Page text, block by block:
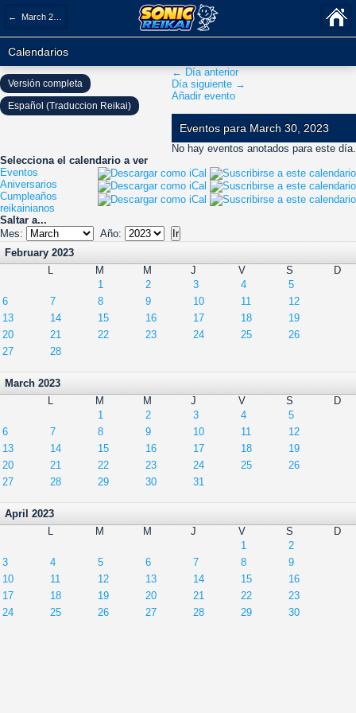
← March 2023
Calendarios
← Día anterior
Día siguiente →
Añadir evento
Eventos para March 30, 2023
No hay eventos anotados para este día.
Selecciona el calendario a ver
Eventos
Aniversarios
Cumpleaños
reikainianos
Saltar a...
Mes:
Año:
February 2023
L
M M J V S
D
1
2 3 4
5
6
7 8 9 10 11
12
13
14 15 16 17 18
19
20
21 22 23 24 25
26
27
28
March 2023
L
M M J V S
D
1
2 3 4
5
6
7 8 9 10 11
12
13
14 15 16 17 18
19
20
21 22 23 24 25
26
27
28 29 30 31
April 2023
L
M M J V S
D
1
2
3
4 5 6 7 8
9
10
11 12 13 14 15
16
17
18 19 20 21 22
23
24
25 26 27 28 29 30
Versión completa
Español (Traduccion Reikai)